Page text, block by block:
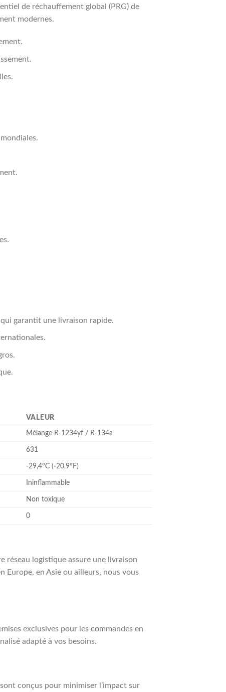
de réchauffement global (PRG) de
modernes.
garantit une livraison rapide.
VALEUR
Mélange R-1234yf / R-134a
631
-29,4°C (-20,9°F)
Ininflammable
Non toxique
0
réseau logistique assure une livraison
Europe, en Asie ou ailleurs, nous vous
exclusives pour les commandes en
adapté à vos besoins.
conçus pour minimiser l’impact sur